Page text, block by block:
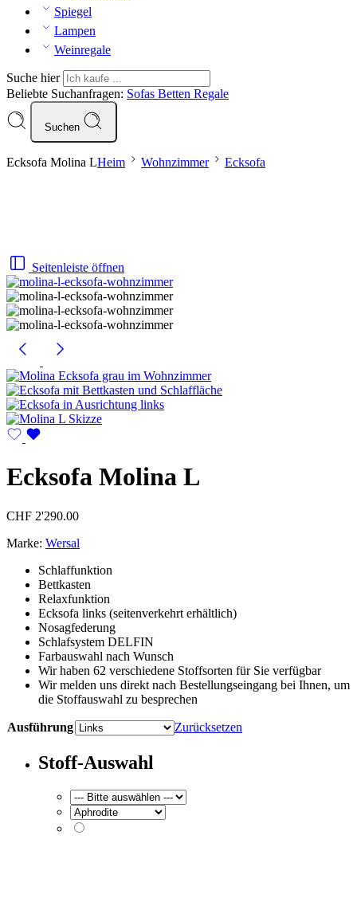
Spiegel
Lampen
Weinregale
Suche hier
Beliebte Suchanfragen: Sofas Betten Regale
Suchen
Ecksofa Molina LHeim Wohnzimmer Ecksofa
Seitenleiste öffnen
Ecksofa Molina L
CHF 2'290.00
Marke: Wersal
Schlaffunktion
Bettkasten
Relaxfunktion
Ecksofa links (seitenverkehrt erhältlich)
Nosagfederung
Schlafsystem DELFIN
Farbauswahl nach Wunsch
Wir haben 62 verschiedene Stoffsorten für Sie verfügbar
Wir melden uns direkt nach Bestellungseingang bei Ihnen, um
die Stoffauswahl zu besprechen
Ausführung Zurücksetzen
Stoff-Auswahl